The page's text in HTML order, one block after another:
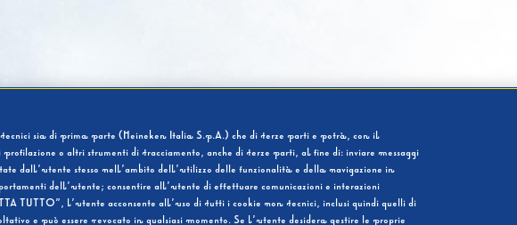
tecnici sia di prima parte (Heineken Italia S.p.A.) che di terze parti e potrà, con il
o altri strumenti di tracciamento, anche di terze parti, al fine di: inviare messaggi
dall’utente stesso nell’ambito dell’utilizzo delle funzionalità e della navigazione in
dell’utente; consentire all’utente di effettuare comunicazioni e interazioni
TUTTO”, l’utente acconsente all’uso di tutti i cookie non tecnici, inclusi quindi quelli di
e può essere revocato in qualsiasi momento. Se l’utente desidera gestire le proprie